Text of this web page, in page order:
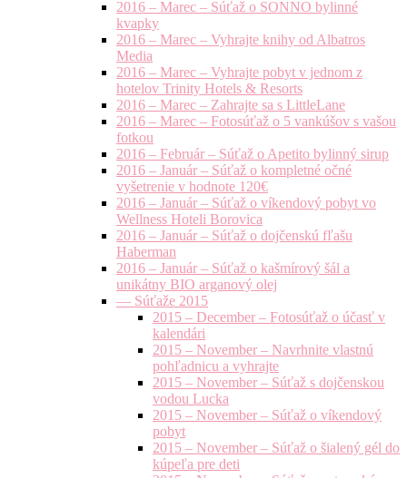
2016 – Marec – Súťaž o SONNO bylinné
kvapky
2016 – Marec – Vyhrajte knihy od Albatros
Media
2016 – Marec – Vyhrajte pobyt v jednom z
hotelov Trinity Hotels & Resorts
2016 – Marec – Zahrajte sa s LittleLane
2016 – Marec – Fotosúťaž o 5 vankúšov s vašou
fotkou
2016 – Február – Súťaž o Apetito bylinný sirup
2016 – Január – Súťaž o kompletné očné
vyšetrenie v hodnote 120€
2016 – Január – Súťaž o víkendový pobyt vo
Wellness Hoteli Borovica
2016 – Január – Súťaž o dojčenskú fľašu
Haberman
2016 – Január – Súťaž o kašmírový šál a
unikátny BIO arganový olej
— Súťaže 2015
2015 – December – Fotosúťaž o účasť v
kalendári
2015 – November – Navrhnite vlastnú
pohľadnicu a vyhrajte
2015 – November – Súťaž s dojčenskou
vodou Lucka
2015 – November – Súťaž o víkendový
pobyt
2015 – November – Súťaž o šialený gél do
kúpeľa pre deti